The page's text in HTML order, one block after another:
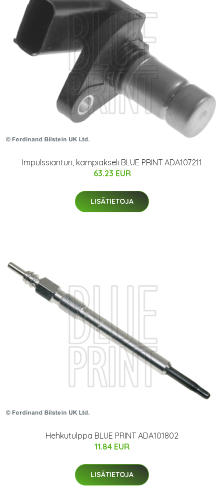
Impulssianturi, kampiakseli BLUE PRINT ADA107211
63.23 EUR
LISÄTIETOJA
Hehkutulppa BLUE PRINT ADA101802
11.84 EUR
LISÄTIETOJA